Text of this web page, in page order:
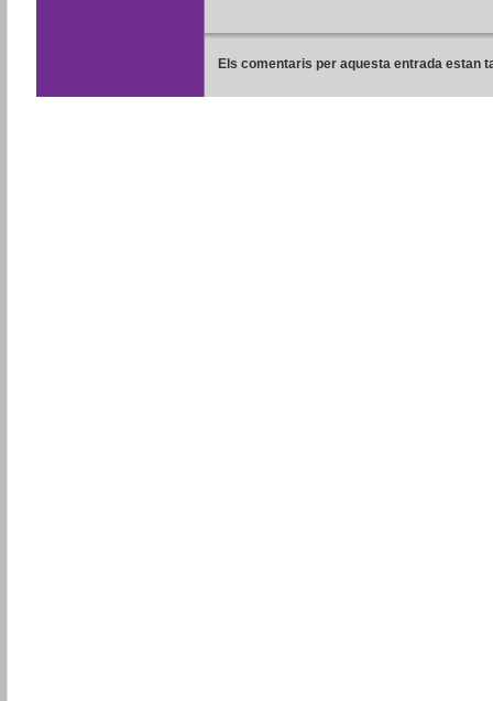
Els comentaris per aquesta entrada estan